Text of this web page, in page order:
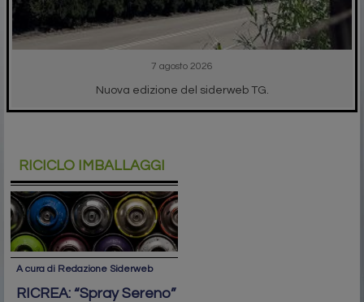
7 agosto 2026
Nuova edizione del siderweb TG.
RICICLO IMBALLAGGI
A cura di Redazione Siderweb
RICREA: “Spray Sereno”